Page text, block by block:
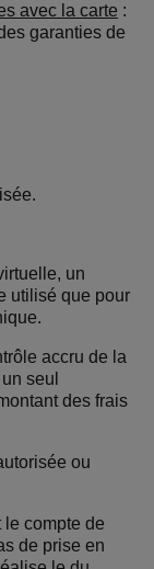
avec la carte :
garanties de
un
utilisé que pour
accru de la
seul
des frais
ou
le compte de
de prise en